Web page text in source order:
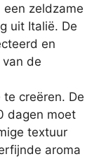
zeldzame
uit Italië. De
en
de
creëren. De
dagen moet
textuur
aroma